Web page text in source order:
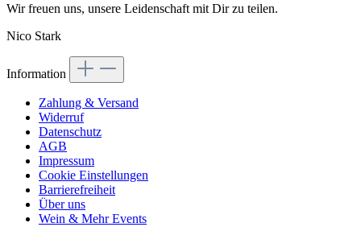
Wir freuen uns, unsere Leidenschaft mit Dir zu teilen.
Nico Stark
Information
Zahlung & Versand
Widerruf
Datenschutz
AGB
Impressum
Cookie Einstellungen
Barrierefreiheit
Über uns
Wein & Mehr Events